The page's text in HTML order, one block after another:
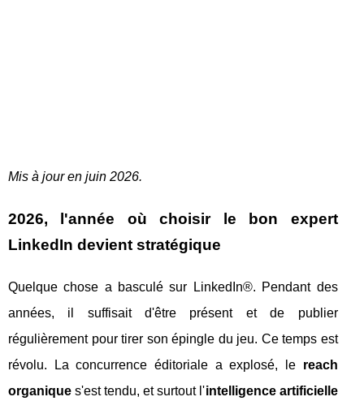
Mis à jour en juin 2026.
2026, l'année où choisir le bon expert
LinkedIn devient stratégique
Quelque chose a basculé sur LinkedIn®. Pendant des
années, il suffisait d'être présent et de publier
régulièrement pour tirer son épingle du jeu. Ce temps est
révolu. La concurrence éditoriale a explosé, le reach
organique s'est tendu, et surtout l'intelligence artificielle